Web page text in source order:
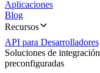
Aplicaciones
Blog
Recursos
API para Desarrolladores
Soluciones de integración
preconfiguradas